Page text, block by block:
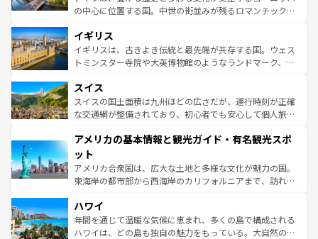
れ、フランス料理はユネスコ無形文化遺産にも登録されて
香り高いラベンダー畑など、多彩な楽しみ方が可能だ。さ
らに、パリ以外の地域にも魅力が溢れており、どの街角に
も豊かな歴史と文化が息づいている。パリ以外の個性あふ
を参照してほしい。
の中心に位置する国。中世の街並みが残るロマンチック街
顔を持つこの国は、どこを歩いても飽きることがない。ベ
ルリンの文化的活気、バイエルン州のアルプスの絶景、そ
してライン川沿いのワイン畑といった風景は必見。ビール
は、お酒好きな人にはぜひ体験してほしい。 なお、新着の
ドイツ情報はコンテンツ一覧を参照してほしい。
イギリス
イギリスは、古きよき伝統と最先端が共存する国。ウェス
トミンスター寺院や大英博物館のようなランドマーク、歴
リアごとに異なる魅力がある。また、優雅なアフタヌーン
ティー、ビール好きにはたまらない英国パブ、サッカー観
戦など、本場だからこそできる体験も豊富。イギリスを旅
ンツ一覧を参照してほしい。
スイス
スイスの国土面積は九州ほどの広さだが、運行時刻が正確
な交通網が整備されており、初心者でも安心して個人旅行
の建物がそのまま残る町や、スイスならではのユニークな
博物館もあり、アルプス観光だけでなく町歩きも満喫する
ことができる。国民の所得が高いため物価も高いが、旅行
者向けの交通パス提供のサービスもあり、うまく活用すれ
着のスイス情報は
アメリカの基本情報と観光ガイド・有名観光スポ
ット
アメリカ合衆国は、広大な土地と多様な文化が魅力の国。
東海岸の都市部から西海岸のカリフォルニアまで、訪れる
のような巨大都市は、観光、ショッピング、エンターテイ
ンメントが詰まった刺激的なスポットだ。一方、アメリカ
西部には大自然が広がり、グランドキャニオンやイエロー
ハワイ
年間を通じて温暖な気候に恵まれ、多くの島で構成される
ハワイは、どの島も独自の魅力をもっている。大自然の神